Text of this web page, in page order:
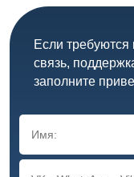
Если требуются
связь,
заполните